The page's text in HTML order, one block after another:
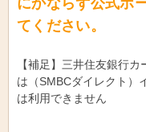
てください。
【補足】三井住友銀行
は（SMBCダイレクト）
は利用できません